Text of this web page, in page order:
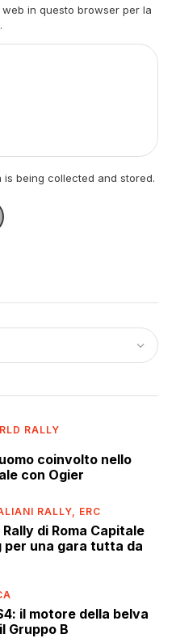
in questo browser per la
is being collected and stored.
RALLY
coinvolto nello
con Ogier
RALLY, ERC
di Roma Capitale
per una gara tutta da
il motore della belva
Gruppo B